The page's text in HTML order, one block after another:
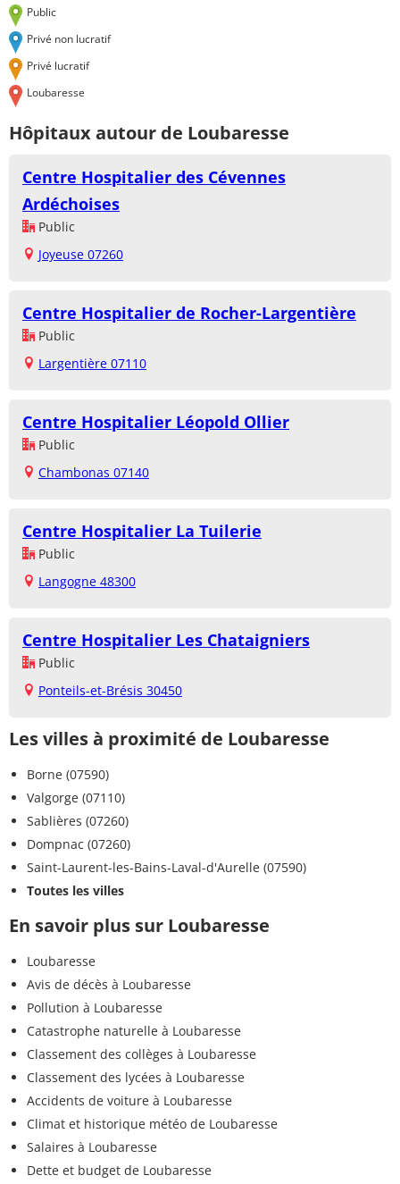
Public
Privé non lucratif
Privé lucratif
Loubaresse
Hôpitaux autour de Loubaresse
Centre Hospitalier des Cévennes
Ardéchoises
Public
Joyeuse 07260
Centre Hospitalier de Rocher-Largentière
Public
Largentière 07110
Centre Hospitalier Léopold Ollier
Public
Chambonas 07140
Centre Hospitalier La Tuilerie
Public
Langogne 48300
Centre Hospitalier Les Chataigniers
Public
Ponteils-et-Brésis 30450
Les villes à proximité de Loubaresse
Borne (07590)
Valgorge (07110)
Sablières (07260)
Dompnac (07260)
Saint-Laurent-les-Bains-Laval-d'Aurelle (07590)
Toutes les villes
En savoir plus sur Loubaresse
Loubaresse
Avis de décès à Loubaresse
Pollution à Loubaresse
Catastrophe naturelle à Loubaresse
Classement des collèges à Loubaresse
Classement des lycées à Loubaresse
Accidents de voiture à Loubaresse
Climat et historique météo de Loubaresse
Salaires à Loubaresse
Dette et budget de Loubaresse